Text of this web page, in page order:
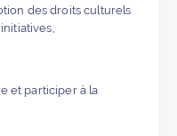
des droits culturels
et participer à la